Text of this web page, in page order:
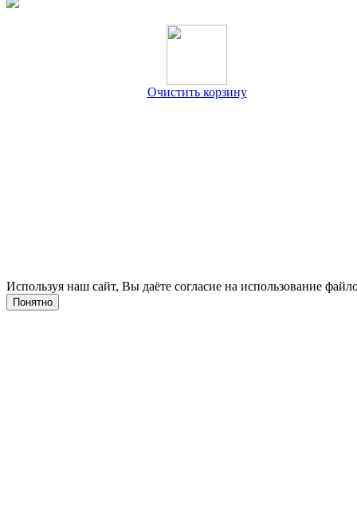
Очистить корзину
Используя наш сайт, Вы даёте согласие на использование
Понятно